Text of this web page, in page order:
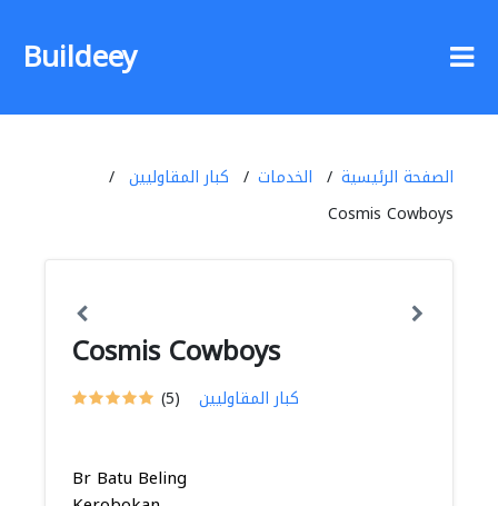
Buildeey
الصفحة الرئيسية الخدمات
كبار المقاوليين
Cosmis Cowboys
Cosmis Cowboys
(5) كبار المقاوليين
Br Batu Beling